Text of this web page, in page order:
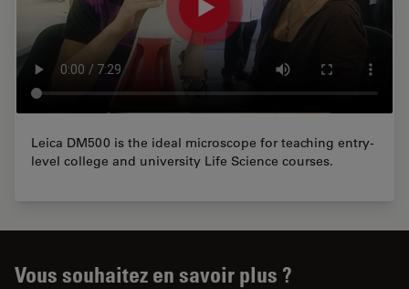
Leica DM500 is the ideal microscope for teaching entry-
level college and university Life Science courses.
Vous souhaitez en savoir plus ?